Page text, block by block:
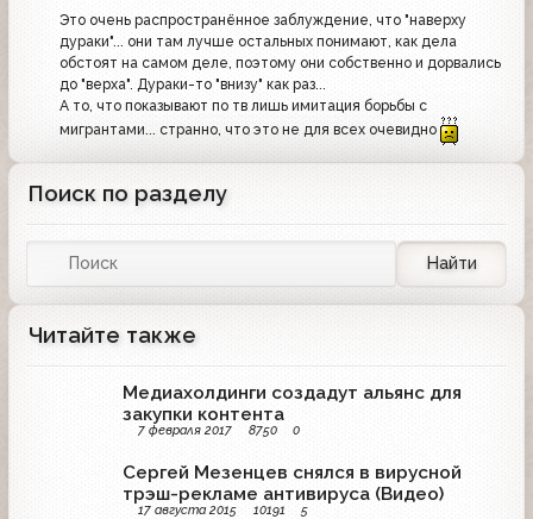
Это очень распространённое заблуждение, что "наверху
дураки"... они там лучше остальных понимают, как дела
обстоят на самом деле, поэтому они собственно и дорвались
до "верха". Дураки-то "внизу" как раз...
А то, что показывают по тв лишь имитация борьбы с
мигрантами... странно, что это не для всех очевидно
Поиск по разделу
Найти
Читайте также
Медиахолдинги создадут альянс для
закупки контента
7 февраля 2017 8750 0
Сергей Мезенцев снялся в вирусной
трэш-рекламе антивируса (Видео)
17 августа 2015 10191 5